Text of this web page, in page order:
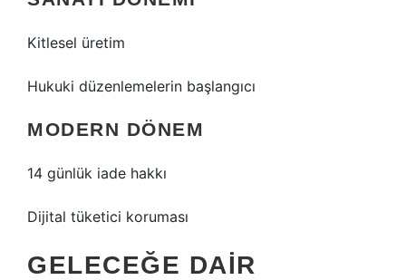
Kitlesel üretim
Hukuki düzenlemelerin başlangıcı
MODERN DÖNEM
14 günlük iade hakkı
Dijital tüketici koruması
GELECEĞE DAIR